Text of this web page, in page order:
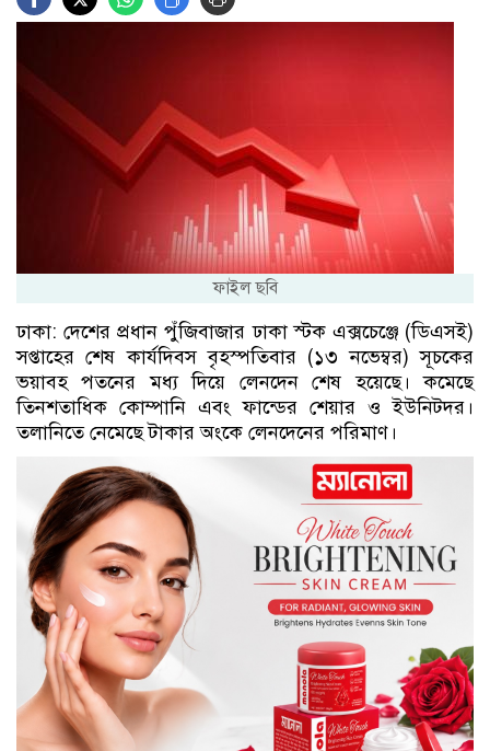
ফাইল ছবি
ঢাকা: দেশের প্রধান পুঁজিবাজার ঢাকা স্টক এক্সচেঞ্জে (ডিএসই)
সপ্তাহের শেষ কার্যদিবস বৃহস্পতিবার (১৩ নভেম্বর) সূচকের
ভয়াবহ পতনের মধ্য দিয়ে লেনদেন শেষ হয়েছে। কমেছে
তিনশতাধিক কোম্পানি এবং ফান্ডের শেয়ার ও ইউনিটদর।
তলানিতে নেমেছে টাকার অংকে লেনদেনের পরিমাণ।